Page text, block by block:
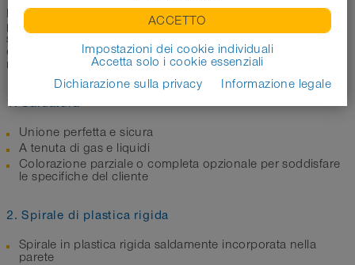
I tubi NORRES NORPLAST®full plastic hanno una spirale in
plastica rigida saldamente incorporata nella parete. Hanno
superfici interne molto lisce e sono generalmente più leggeri
dei tubi rinforzati con filo d'acciaio, ma allo stesso tempo
meno flessibili.
1. Saldatura
Unione perfetta e sicura
A tenuta di gas e liquidi
Colorazione parziale o completa opzionale per soddisfare
le specifiche del cliente
2. Spirale di plastica rigida
Spirale in plastica rigida saldamente incorporata nella
parete
ACCETTO
Impostazioni dei cookie individuali
Accetta solo i cookie essenziali
Dichiarazione sulla privacy
Informazione legale